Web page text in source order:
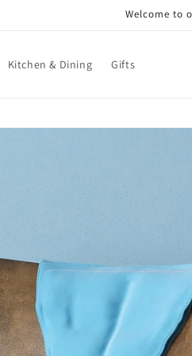
Welcome to
Kitchen & Dining Gifts